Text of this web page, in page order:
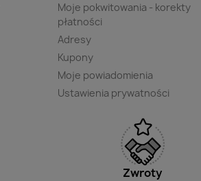
Moje pokwitowania - korekty
płatności
Adresy
Kupony
Moje powiadomienia
Ustawienia prywatności
Zwroty